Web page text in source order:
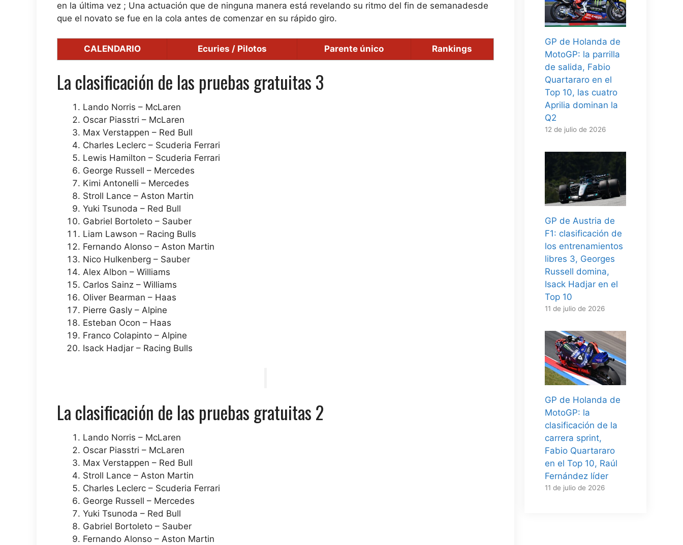
en la última vez ; Una actuación que de ninguna manera está revelando su ritmo del fin de semanadesde
que el novato se fue en la cola antes de comenzar en su rápido giro.
CALENDARIO Ecuries / Pilotos Parente único Rankings
La clasificación de las pruebas gratuitas 3
Lando Norris – McLaren
Oscar Piasstri – McLaren
Max Verstappen – Red Bull
Charles Leclerc – Scuderia Ferrari
Lewis Hamilton – Scuderia Ferrari
George Russell – Mercedes
Kimi Antonelli – Mercedes
Stroll Lance – Aston Martin
Yuki Tsunoda – Red Bull
Gabriel Bortoleto – Sauber
Liam Lawson – Racing Bulls
Fernando Alonso – Aston Martin
Nico Hulkenberg – Sauber
Alex Albon – Williams
Carlos Sainz – Williams
Oliver Bearman – Haas
Pierre Gasly – Alpine
Esteban Ocon – Haas
Franco Colapinto – Alpine
Isack Hadjar – Racing Bulls
La clasificación de las pruebas gratuitas 2
Lando Norris – McLaren
Oscar Piasstri – McLaren
Max Verstappen – Red Bull
Stroll Lance – Aston Martin
Charles Leclerc – Scuderia Ferrari
George Russell – Mercedes
Yuki Tsunoda – Red Bull
Gabriel Bortoleto – Sauber
Fernando Alonso – Aston Martin
GP de Holanda de
MotoGP: la parrilla
de salida, Fabio
Quartararo en el
Top 10, las cuatro
Aprilia dominan la
Q2
12 de julio de 2026
GP de Austria de
F1: clasificación de
los entrenamientos
libres 3, Georges
Russell domina,
Isack Hadjar en el
Top 10
11 de julio de 2026
GP de Holanda de
MotoGP: la
clasificación de la
carrera sprint,
Fabio Quartararo
en el Top 10, Raúl
Fernández líder
11 de julio de 2026